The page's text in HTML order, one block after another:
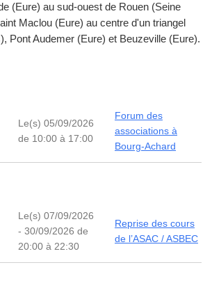
(Eure) au sud-ouest de Rouen (Seine
Maclou (Eure) au centre d'un triangel
Pont Audemer (Eure) et Beuzeville (Eure).
Le(s) 05/09/2026
de 10:00 à 17:00
Forum des
associations à
Bourg-Achard
Le(s) 07/09/2026
- 30/09/2026 de
20:00 à 22:30
Reprise des cours
de l’ASAC / ASBEC